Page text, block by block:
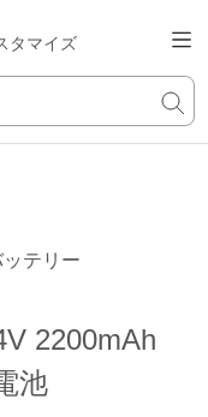
タマイズ
テリー
2200mAh
池